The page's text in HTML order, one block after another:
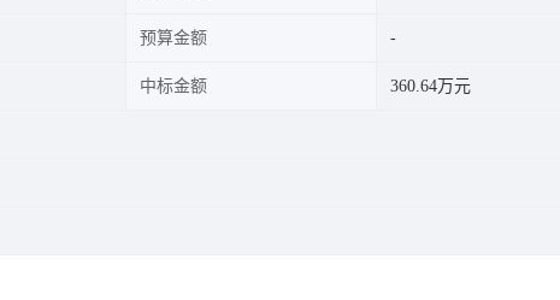
预算金额
中标金额 360.64万元